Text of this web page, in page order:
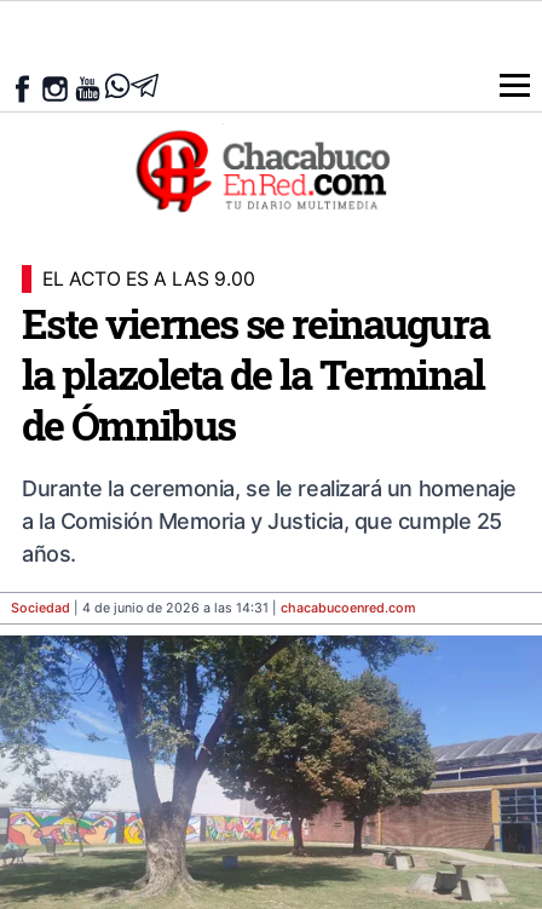
EL ACTO ES A LAS 9.00
Este viernes se reinaugura
la plazoleta de la Terminal
de Ómnibus
Durante la ceremonia, se le realizará un homenaje
a la Comisión Memoria y Justicia, que cumple 25
años.
Sociedad | 4 de junio de 2026 a las 14:31 | chacabucoenred.com